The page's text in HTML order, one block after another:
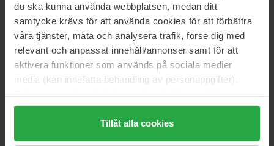
du ska kunna använda webbplatsen, medan ditt
samtycke krävs för att använda cookies för att förbättra
våra tjänster, mäta och analysera trafik, förse dig med
relevant och anpassat innehåll/annonser samt för att
aktivera funktioner som används på sociala medier
media (kan innefatta behandling av personuppgifter).
Genom att trycka på "Tillåt alla cookies" accepterar du
alla cookies, medan du under "Detaljer" kan anpassa
användningen av cookies. Du kan när som helst återkalla
Tillåt alla cookies
Dolce & Gabbana
Light Blue
30 ml
84 €
Dolce & Gabbana
Devotion
95 € Niet op voorraad
Dolce & Gabbana
30 ml
Dolce & Gabbana
100 ml
185 €